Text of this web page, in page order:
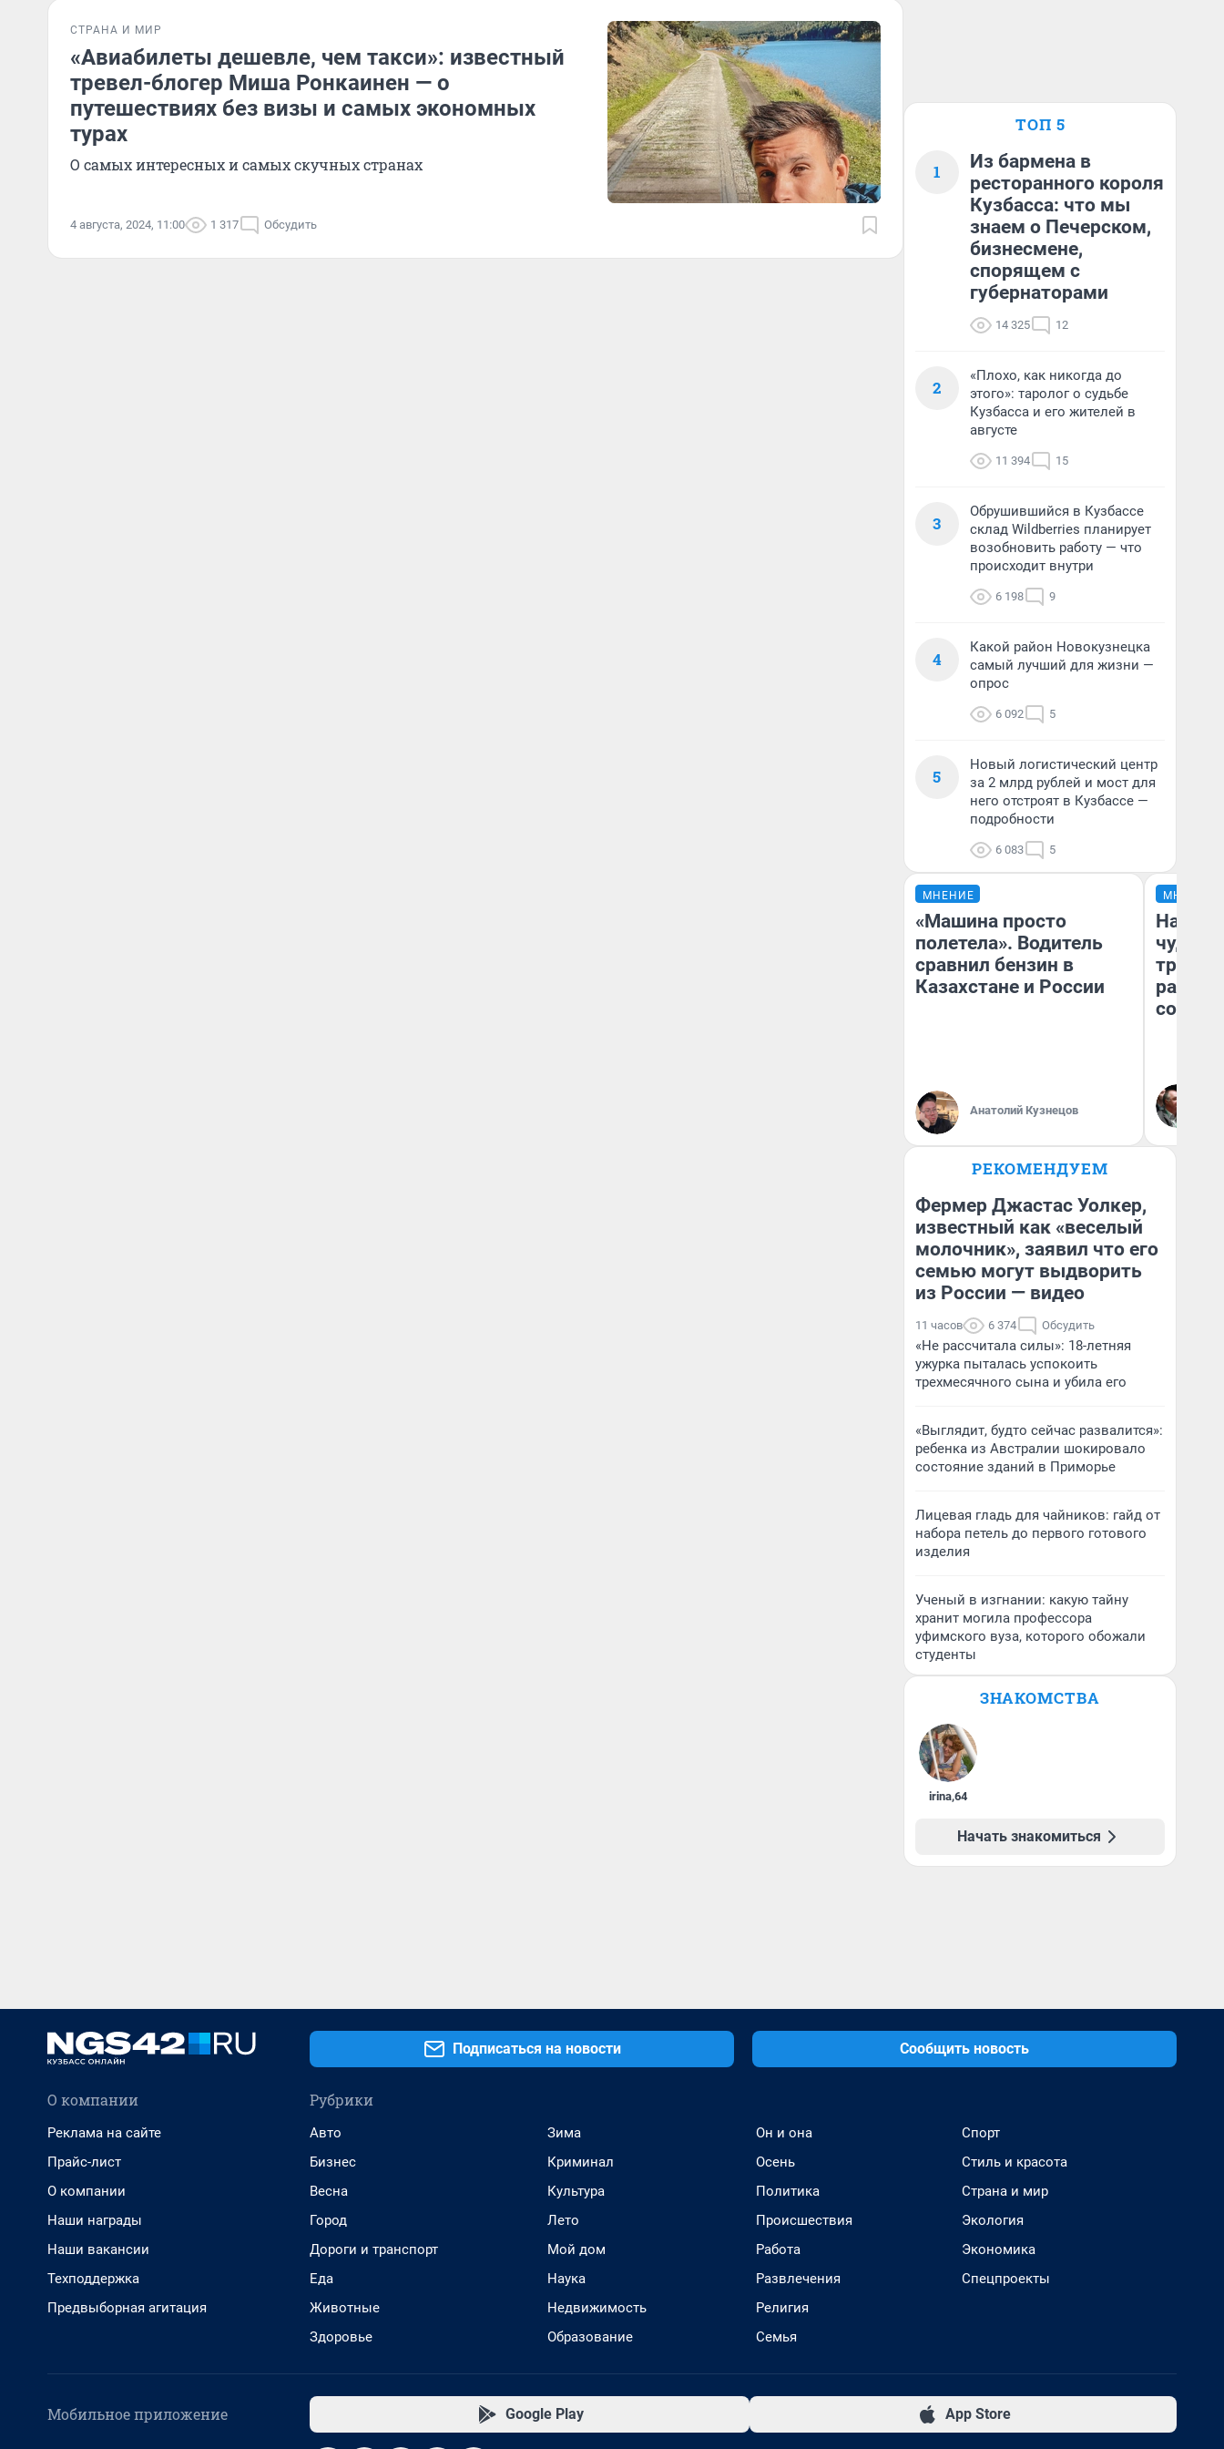
СТРАНА И МИР
«Авиабилеты дешевле, чем такси»: известный
тревел-блогер Миша Ронкаинен — о
путешествиях без визы и самых экономных
турах
О самых интересных и самых скучных странах
4 августа, 2024, 11:00 1 317 Обсудить
ТОП 5
1
Из бармена в
ресторанного короля
Кузбасса: что мы
знаем о Печерском,
бизнесмене,
спорящем с
губернаторами
14 325 12
2
«Плохо, как никогда до
этого»: таролог о судьбе
Кузбасса и его жителей в
августе
11 394 15
3
Обрушившийся в Кузбассе
склад Wildberries планирует
возобновить работу — что
происходит внутри
6 198 9
4
Какой район Новокузнецка
самый лучший для жизни —
опрос
6 092 5
5
Новый логистический центр
за 2 млрд рублей и мост для
него отстроят в Кузбассе —
подробности
6 083 5
МНЕНИЕ
«Машина просто
полетела». Водитель
сравнил бензин в
Казахстане и России
Анатолий Кузнецов
МНЕНИЕ
чудом
РЕКОМЕНДУЕМ
Фермер Джастас Уолкер,
известный как «веселый
молочник», заявил что его
семью могут выдворить
из России — видео
11 часов 6 374 Обсудить
«Не рассчитала силы»: 18-летняя
ужурка пыталась успокоить
трехмесячного сына и убила его
«Выглядит, будто сейчас развалится»:
ребенка из Австралии шокировало
состояние зданий в Приморье
Лицевая гладь для чайников: гайд от
набора петель до первого готового
изделия
Ученый в изгнании: какую тайну
хранит могила профессора
уфимского вуза, которого обожали
студенты
ЗНАКОМСТВА
irina,64
Начать знакомиться
Подписаться на новости Сообщить новость
О компании
Реклама на сайте
Прайс-лист
О компании
Наши награды
Наши вакансии
Техподдержка
Предвыборная агитация
Рубрики
Авто
Бизнес
Весна
Город
Дороги и транспорт
Еда
Животные
Здоровье
Зима
Криминал
Культура
Лето
Мой дом
Наука
Недвижимость
Образование
Он и она
Осень
Политика
Происшествия
Работа
Развлечения
Религия
Семья
Спорт
Стиль и красота
Страна и мир
Экология
Экономика
Спецпроекты
Мобильное приложение Google Play App Store